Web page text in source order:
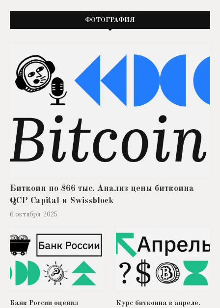
ФОТОГРАФИЯ
Биткоин по $66 тыс. Анализ цены биткоина
QCP Capital и Swissblock
6 октября, 2025
Банк России оценил
Курс биткоина в апреле.